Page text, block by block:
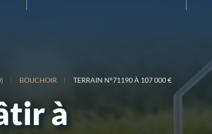
BOUCHOIR TERRAIN N°71190 À 107 000 €
à